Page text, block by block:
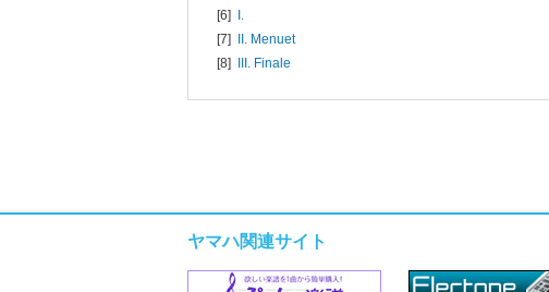
[6] I.
[7] II. Menuet
[8] III. Finale
ヤマハ関連サイト